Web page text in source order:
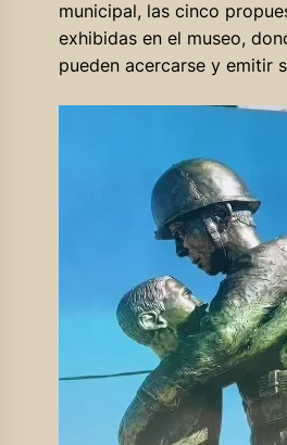
municipal, las cinco
exhibidas en el museo,
pueden acercarse y emitir